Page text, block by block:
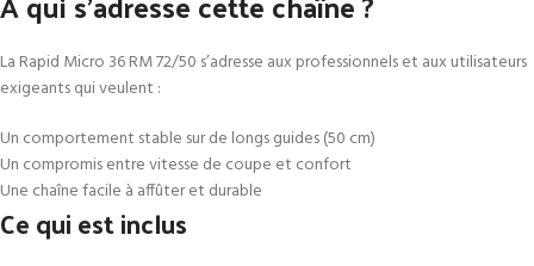
La Rapid Micro 36 RM 72/50 s’adresse aux professionnels et aux utilisateurs
exigeants qui veulent :
Un comportement stable sur de longs guides (50 cm)
Un compromis entre vitesse de coupe et confort
Une chaîne facile à affûter et durable
Ce qui est inclus